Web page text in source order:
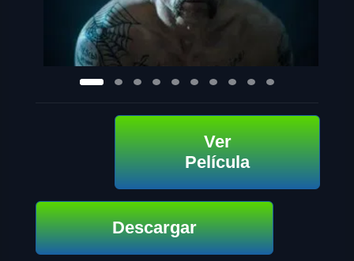
Ver
Película
Descargar